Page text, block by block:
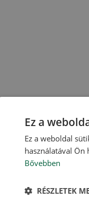
Ez a
Ez a weboldal
használatával Ön
Bővebben
RÉSZLETEK